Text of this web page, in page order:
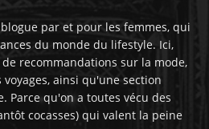
par et pour les femmes, qui
du monde du lifestyle. Ici,
recommandations sur la mode,
ainsi qu'une section
Parce qu'on a toutes vécu des
cocasses) qui valent la peine